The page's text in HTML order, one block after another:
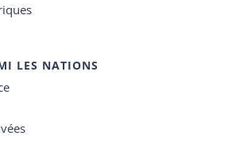
LES NATIONS